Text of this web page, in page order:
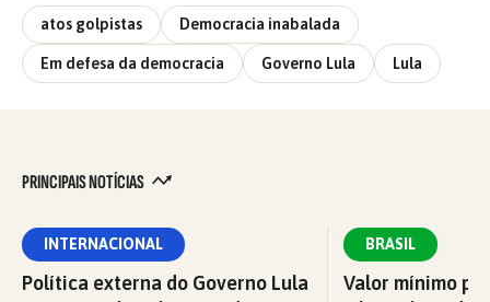
atos golpistas Democracia inabalada
Em defesa da democracia Governo Lula Lula
PRINCIPAIS NOTÍCIAS
INTERNACIONAL
Política externa do Governo Lula
BRASIL
Valor mínimo